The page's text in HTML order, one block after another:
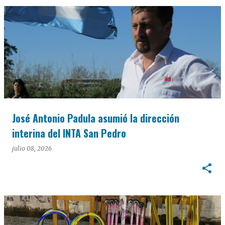
José Antonio Padula asumió la dirección
interina del INTA San Pedro
julio 08, 2026